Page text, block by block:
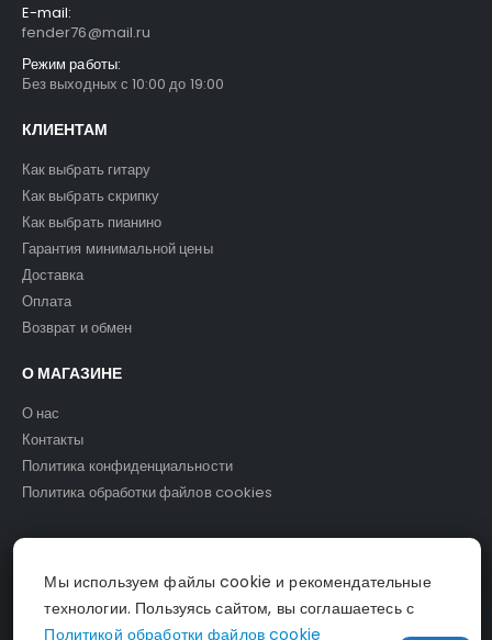
E-mail:
fender76@mail.ru
Режим работы:
Без выходных с 10:00 до 19:00
КЛИЕНТАМ
Как выбрать гитару
Как выбрать скрипку
Как выбрать пианино
Гарантия минимальной цены
Доставка
Оплата
Возврат и обмен
О МАГАЗИНЕ
О нас
Контакты
Политика конфиденциальности
Политика обработки файлов cookies
© Светомузыка. 2025.
Мы используем файлы cookie и рекомендательные
технологии. Пользуясь сайтом, вы соглашаетесь с
Политикой обработки файлов cookie